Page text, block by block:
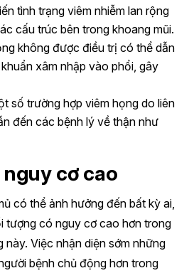
tình trạng viêm nhiễm lan rộng
cấu trúc bên trong khoang mũi.
không được điều trị có thể dẫn
xâm nhập vào phổi, gây
số trường hợp viêm họng do liên
đến các bệnh lý về thận như
cơ cao
có thể ảnh hưởng đến bất kỳ ai,
tượng có nguy cơ cao hơn trong
này. Việc nhận diện sớm những
bệnh chủ động hơn trong